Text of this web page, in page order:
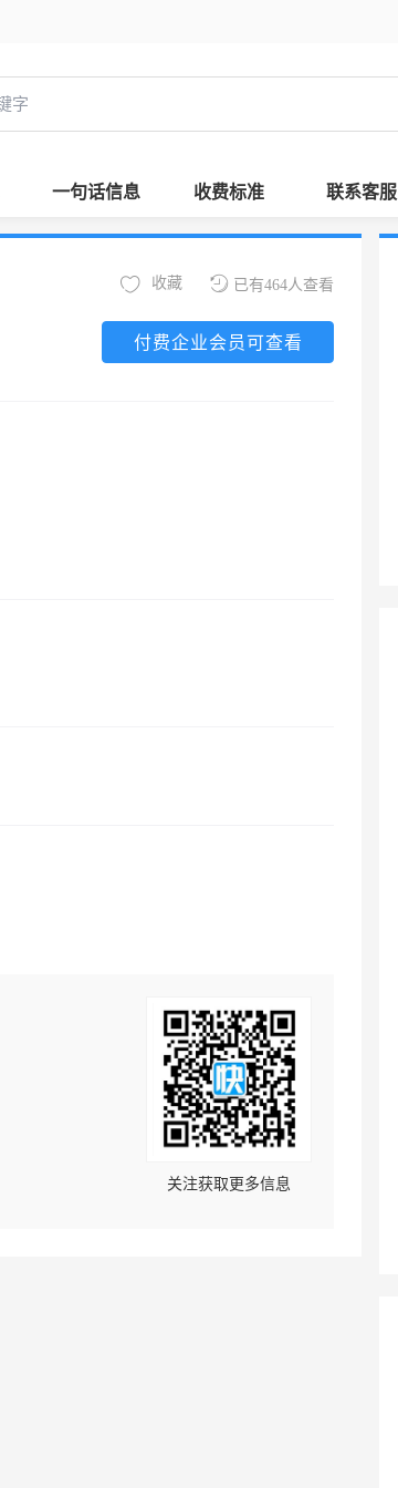
一句话信息 收费标准 联系客服
已有464人查看
收藏
付费企业会员可查看
关注获取更多信息